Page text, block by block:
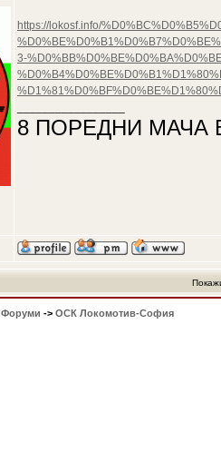
https://lokosf.info/
3-
8 ПОРЕДНИ МАЧА
Форуми -> ОСК Локомотив-София